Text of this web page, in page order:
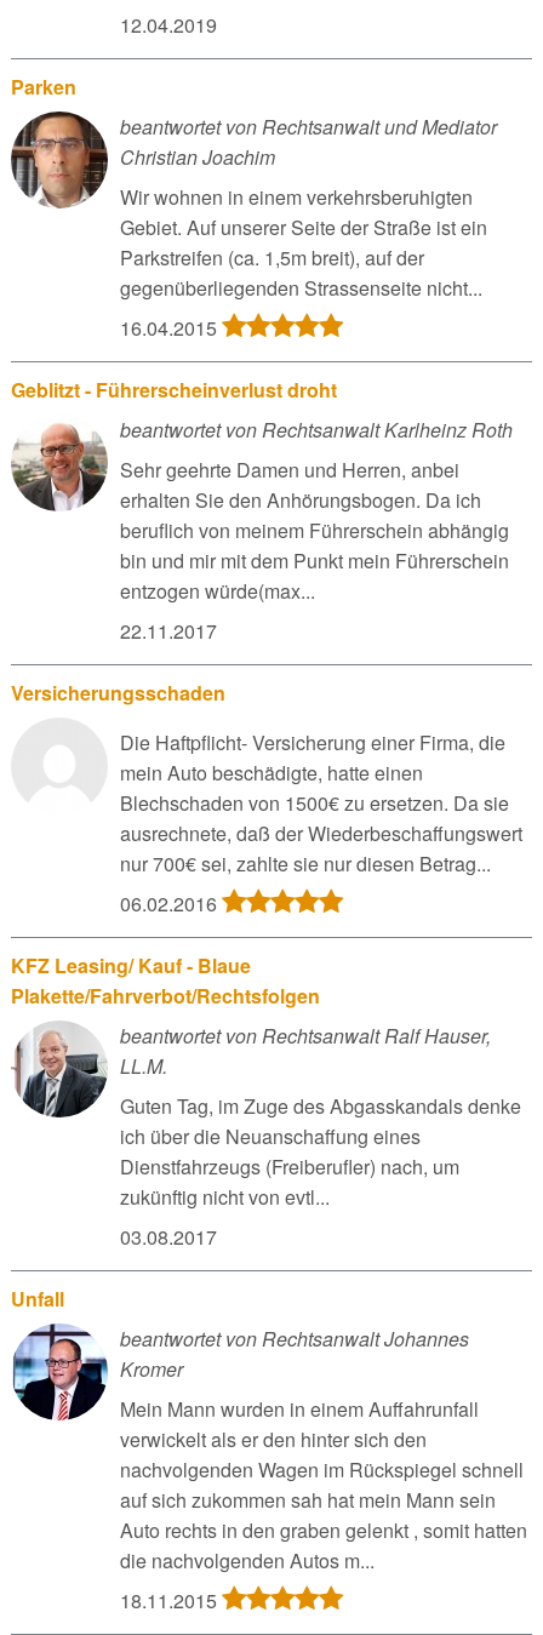
12.04.2019
Parken
beantwortet von Rechtsanwalt und Mediator
Christian Joachim
Wir wohnen in einem verkehrsberuhigten
Gebiet. Auf unserer Seite der Straße ist ein
Parkstreifen (ca. 1,5m breit), auf der
gegenüberliegenden Strassenseite nicht...
16.04.2015
Geblitzt - Führerscheinverlust droht
beantwortet von Rechtsanwalt Karlheinz Roth
Sehr geehrte Damen und Herren, anbei
erhalten Sie den Anhörungsbogen. Da ich
beruflich von meinem Führerschein abhängig
bin und mir mit dem Punkt mein Führerschein
entzogen würde(max...
22.11.2017
Versicherungsschaden
Die Haftpflicht- Versicherung einer Firma, die
mein Auto beschädigte, hatte einen
Blechschaden von 1500€ zu ersetzen. Da sie
ausrechnete, daß der Wiederbeschaffungswert
nur 700€ sei, zahlte sie nur diesen Betrag...
06.02.2016
KFZ Leasing/ Kauf - Blaue
Plakette/Fahrverbot/Rechtsfolgen
beantwortet von Rechtsanwalt Ralf Hauser,
LL.M.
Guten Tag, im Zuge des Abgasskandals denke
ich über die Neuanschaffung eines
Dienstfahrzeugs (Freiberufler) nach, um
zukünftig nicht von evtl...
03.08.2017
Unfall
beantwortet von Rechtsanwalt Johannes
Kromer
Mein Mann wurden in einem Auffahrunfall
verwickelt als er den hinter sich den
nachvolgenden Wagen im Rückspiegel schnell
auf sich zukommen sah hat mein Mann sein
Auto rechts in den graben gelenkt , somit hatten
die nachvolgenden Autos m...
18.11.2015